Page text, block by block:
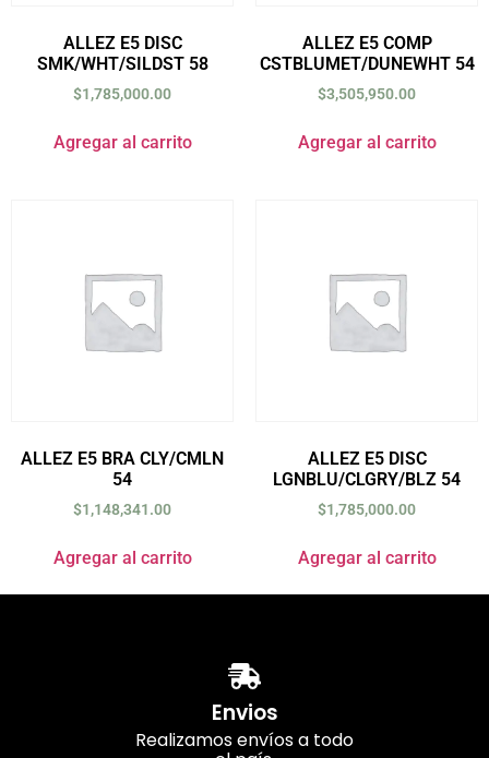
ALLEZ E5 DISC
SMK/WHT/SILDST 58
$1,785,000.00
Agregar al carrito
ALLEZ E5 COMP
CSTBLUMET/DUNEWHT 54
$3,505,950.00
Agregar al carrito
ALLEZ E5 BRA CLY/CMLN
54
$1,148,341.00
Agregar al carrito
ALLEZ E5 DISC
LGNBLU/CLGRY/BLZ 54
$1,785,000.00
Agregar al carrito
Envios
Realizamos envíos a todo